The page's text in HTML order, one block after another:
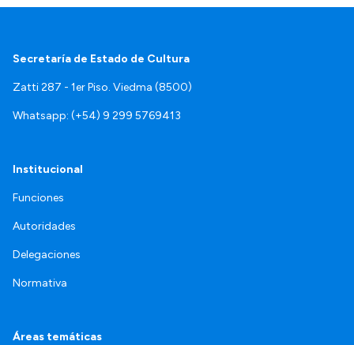
Secretaría de Estado de Cultura
Zatti 287 - 1er Piso. Viedma (8500)
Whatsapp: (+54) 9 299 5769413
Institucional
Funciones
Autoridades
Delegaciones
Normativa
Áreas temáticas